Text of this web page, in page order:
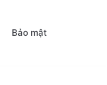
Bảo mật